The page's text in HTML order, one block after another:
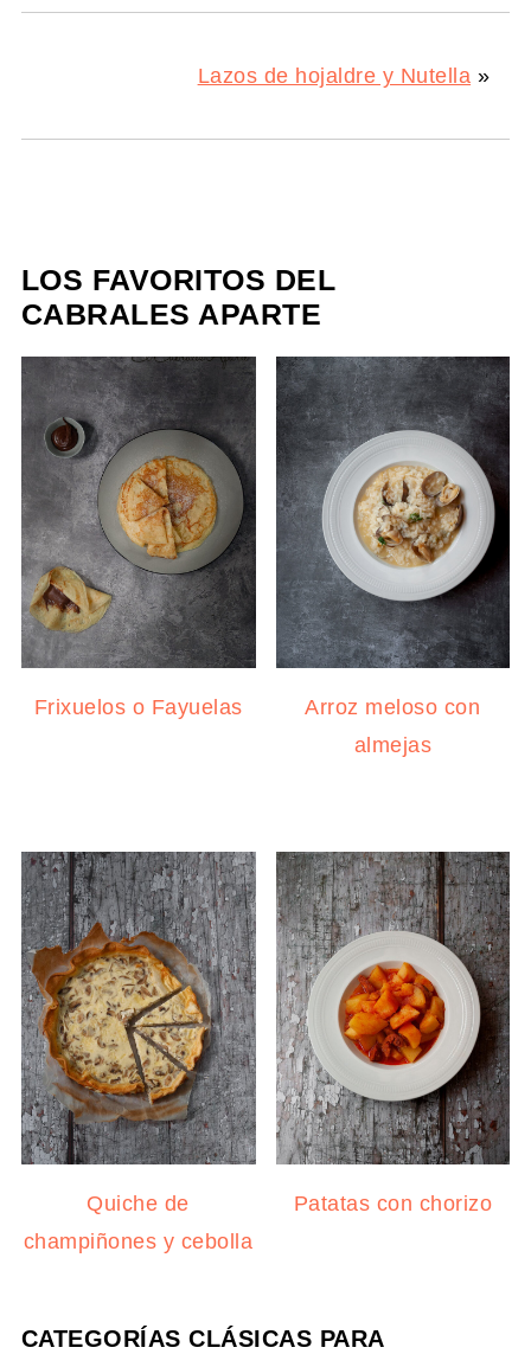
Lazos de hojaldre y Nutella »
LOS FAVORITOS DEL
CABRALES APARTE
Frixuelos o Fayuelas
Arroz meloso con
almejas
Quiche de
champiñones y cebolla
Patatas con chorizo
CATEGORÍAS CLÁSICAS PARA